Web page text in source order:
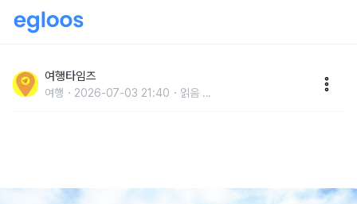
은 여름 바다 여행지
여행타임즈
여행 2026-07-03 21:40 읽음 ...